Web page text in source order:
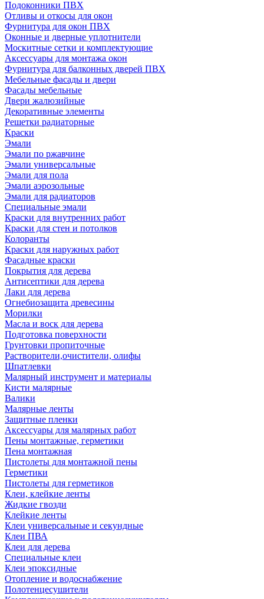
Подоконники ПВХ
Отливы и откосы для окон
Фурнитура для окон ПВХ
Оконные и дверные уплотнители
Москитные сетки и комплектующие
Аксессуары для монтажа окон
Фурнитура для балконных дверей ПВХ
Мебельные фасады и двери
Фасады мебельные
Двери жалюзийные
Декоративные элементы
Решетки радиаторные
Краски
Эмали
Эмали по ржавчине
Эмали универсальные
Эмали для пола
Эмали аэрозольные
Эмали для радиаторов
Специальные эмали
Краски для внутренних работ
Краски для стен и потолков
Колоранты
Краски для наружных работ
Фасадные краски
Покрытия для дерева
Антисептики для дерева
Лаки для дерева
Огнебиозащита древесины
Морилки
Масла и воск для дерева
Подготовка поверхности
Грунтовки пропиточные
Растворители,очистители, олифы
Шпатлевки
Малярный инструмент и материалы
Кисти малярные
Валики
Малярные ленты
Защитные пленки
Аксессуары для малярных работ
Пены монтажные, герметики
Пена монтажная
Пистолеты для монтажной пены
Герметики
Пистолеты для герметиков
Клеи, клейкие ленты
Жидкие гвозди
Клейкие ленты
Клеи универсальные и секундные
Клеи ПВА
Клеи для дерева
Специальные клеи
Клеи эпоксидные
Отопление и водоснабжение
Полотенцесушители